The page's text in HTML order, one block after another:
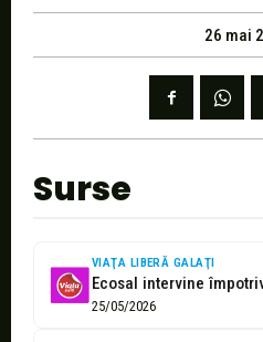
26 mai
Surse
VIAŢA LIBERĂ GALAŢI
Ecosal intervine
25/05/2026